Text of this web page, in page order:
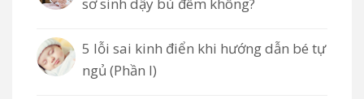
5 lỗi sai kinh điển khi hướng dẫn bé tự
ngủ (Phần I)